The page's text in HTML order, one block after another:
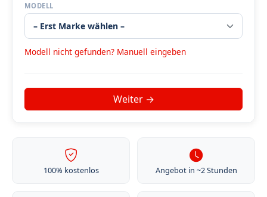
MODELL
Modell nicht gefunden? Manuell eingeben
100% kostenlos Angebot in ~2 Stunden